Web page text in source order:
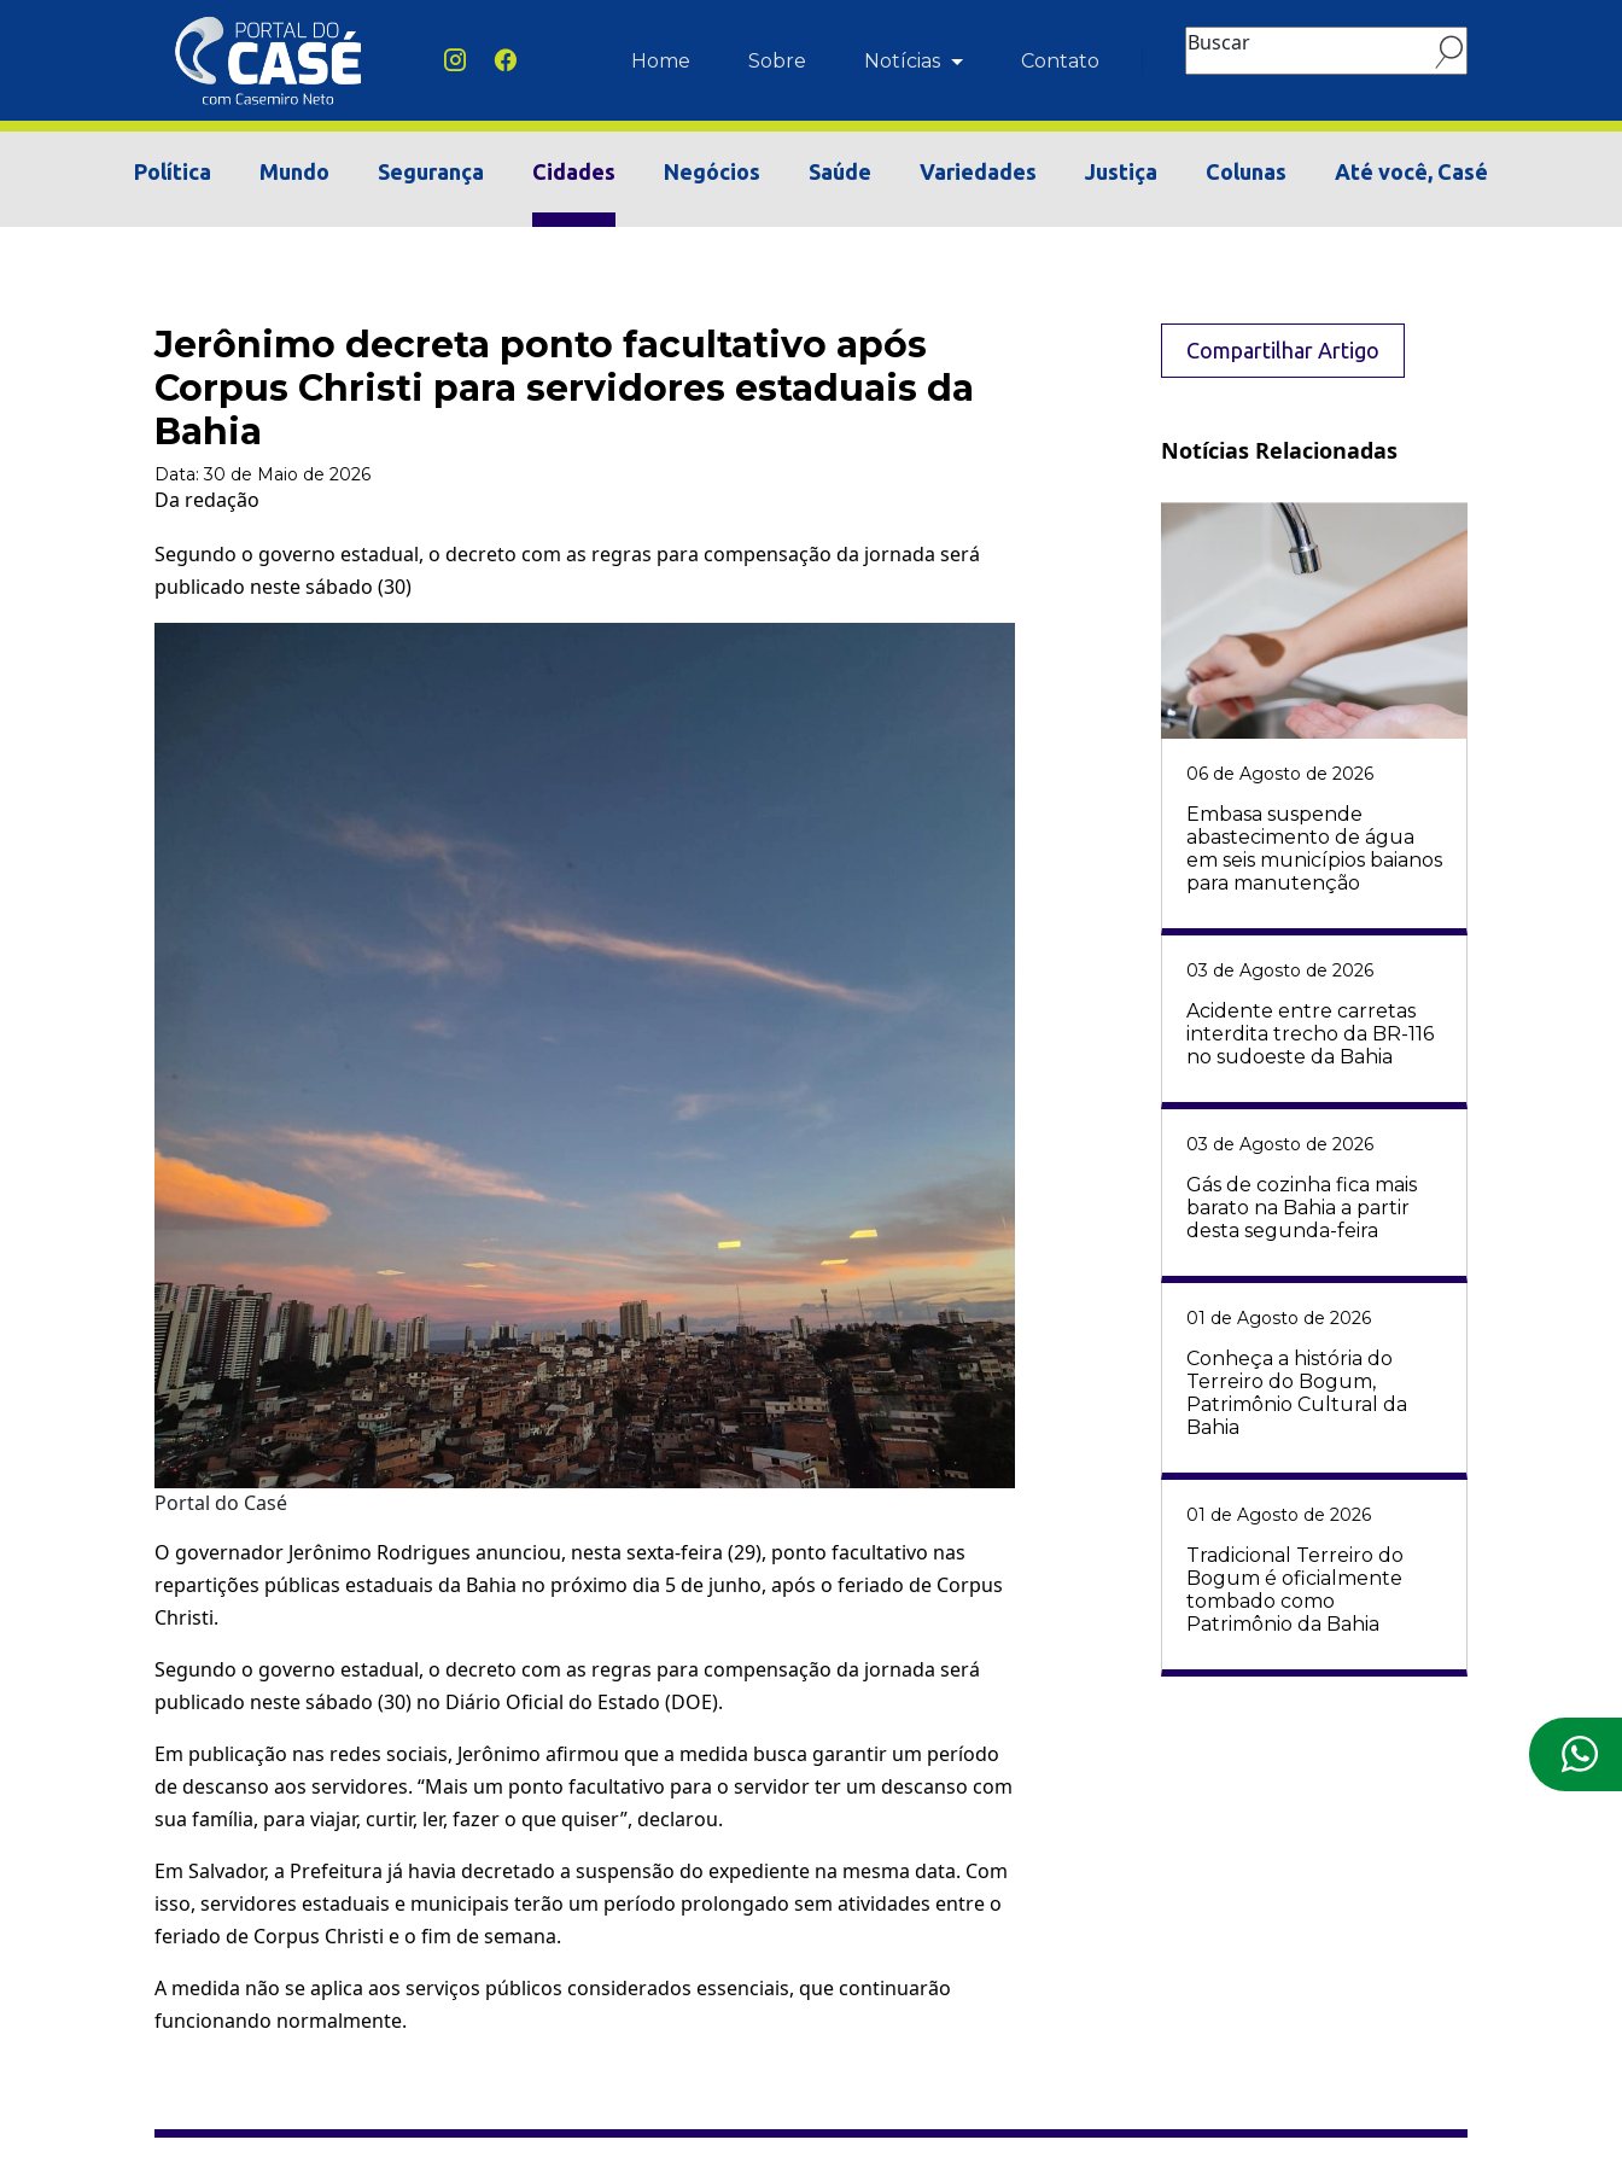
Home Sobre Notícias Contato
Buscar
Política Mundo Segurança Cidades Negócios Saúde Variedades Justiça Colunas Até você, Casé
Jerônimo decreta ponto facultativo após
Corpus Christi para servidores estaduais da
Bahia
Data:30 de Maio de 2026
Da redação
Segundo o governo estadual, o decreto com as regras para compensação da jornada será
publicado neste sábado (30)
Portal do Casé
O governador Jerônimo Rodrigues anunciou, nesta sexta-feira (29), ponto facultativo nas
repartições públicas estaduais da Bahia no próximo dia 5 de junho, após o feriado de Corpus
Christi.
Segundo o governo estadual, o decreto com as regras para compensação da jornada será
publicado neste sábado (30) no Diário Oficial do Estado (DOE).
Em publicação nas redes sociais, Jerônimo afirmou que a medida busca garantir um período
de descanso aos servidores. “Mais um ponto facultativo para o servidor ter um descanso com
sua família, para viajar, curtir, ler, fazer o que quiser”, declarou.
Em Salvador, a Prefeitura já havia decretado a suspensão do expediente na mesma data. Com
isso, servidores estaduais e municipais terão um período prolongado sem atividades entre o
feriado de Corpus Christi e o fim de semana.
A medida não se aplica aos serviços públicos considerados essenciais, que continuarão
funcionando normalmente.
Compartilhar Artigo
Notícias Relacionadas
06 de Agosto de 2026
Embasa suspende
abastecimento de água
em seis municípios baianos
para manutenção
03 de Agosto de 2026
Acidente entre carretas
interdita trecho da BR-116
no sudoeste da Bahia
03 de Agosto de 2026
Gás de cozinha fica mais
barato na Bahia a partir
desta segunda-feira
01 de Agosto de 2026
Conheça a história do
Terreiro do Bogum,
Patrimônio Cultural da
Bahia
01 de Agosto de 2026
Tradicional Terreiro do
Bogum é oficialmente
tombado como
Patrimônio da Bahia